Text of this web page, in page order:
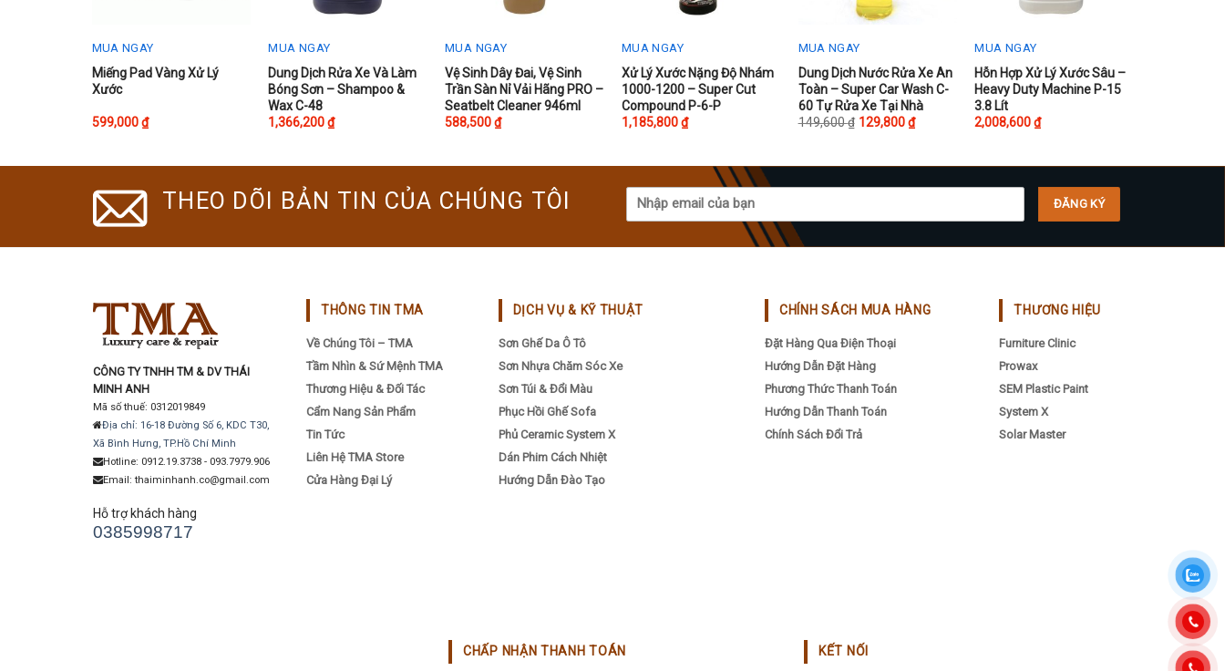
MUA NGAY
Miếng Pad Vàng Xử Lý
Xước
599,000₫
MUA NGAY
This
product
has
options
product
Dung Dịch Rửa Xe Và Làm
Bóng Sơn – Shampoo &
Wax C-48
1,366,200₫
MUA NGAY
Vệ Sinh Dây Đai, Vệ Sinh
Trần Sàn Nỉ Vải Hãng PRO –
Seatbelt Cleaner 946ml
588,500₫
MUA NGAY
Xử Lý Xước Nặng Độ Nhám
1000-1200 – Super Cut
Compound P-6-P
1,185,800₫
MUA NGAY
This
product
has
may
be
the
page
Dung Dịch Nước Rửa Xe An
Toàn – Super Car Wash C-
60 Tự Rửa Xe Tại Nhà
149,600₫ 129,800₫
MUA NGAY
Hỗn Hợp Xử Lý Xước Sâu –
Heavy Duty Machine P-15
3.8 Lít
2,008,600₫
THEO DÕI BẢN TIN CỦA CHÚNG TÔI
CÔNG TY TNHH TM & DV THÁI
MINH ANH
Mã số thuế: 0312019849
Địa chỉ: 16-18 Đường Số 6, KDC T30,
Xã Bình Hưng, TP.Hồ Chí Minh
Hotline: 0912.19.3738 - 093.7979.906
Email: thaiminhanh.co@gmail.com
Hỗ trợ khách hàng
0385998717
THÔNG TIN TMA
Về Chúng Tôi – TMA
Tầm Nhìn & Sứ Mệnh TMA
Thương Hiệu & Đối Tác
Cẩm Nang Sản Phẩm
Tin Tức
Liên Hệ TMA Store
Cửa Hàng Đại Lý
DỊCH VỤ & KỸ THUẬT
Sơn Ghế Da Ô Tô
Sơn Nhựa Chăm Sóc Xe
Sơn Túi & Đổi Màu
Phục Hồi Ghế Sofa
Phủ Ceramic System X
Dán Phim Cách Nhiệt
Hướng Dẫn Đào Tạo
CHÍNH SÁCH MUA HÀNG
Đặt Hàng Qua Điện Thoại
Hướng Dẫn Đặt Hàng
Phương Thức Thanh Toán
Hướng Dẫn Thanh Toán
Chính Sách Đổi Trả
THƯƠNG HIỆU
Furniture Clinic
Prowax
SEM Plastic Paint
System X
Solar Master
CHẤP NHẬN THANH TOÁN KẾT NỐI